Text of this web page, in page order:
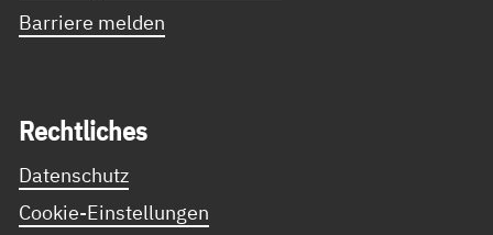
Barriere melden
Recht­li­ches
Datenschutz
Cookie-Einstellungen